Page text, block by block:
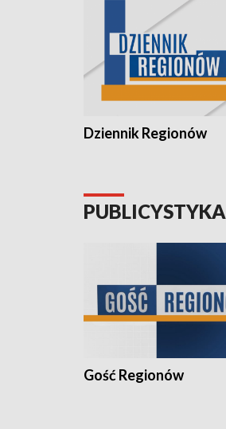
Dziennik Regionów
PUBLICYSTYKA
Gość Regionów